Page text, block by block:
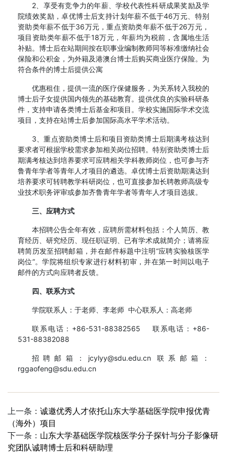
2、享受有竞争力的年薪、学校代表性科研成果奖励及学
院绩效奖励，卓优博士后支持计划年薪不低于46万元、特别
资助类年薪不低于36万元，重点资助类年薪不低于26万元，
项目资助类年薪不低于18万元，年薪均为税前，含属地生活
补贴。博士后在站期间按在职事业编制教师同等标准缴纳社会
保险和公积金，为外籍及港澳台博士后购买商业医疗保险。为
符合条件的博士后提供公寓
优惠租住，提供一流的医疗保健服务，为关系转入我校的
博士后子女提供国内领先的基础教育。提供优良的实验科研条
件，支持申请各类博士后基金和项目。学校实施国际学术交流
项目，支持在站博士后参加国际高水平学术活动。
3、重点资助类博士后和项目资助类博士后期满考核达到
要求者可根据学校需求参加相关岗位招聘。特别资助类博士后
期满考核达到培养要求可应聘相关学科教师岗位，也可参与齐
鲁青年学者等青年人才项目的遴选。卓优博士后资助期满达到
培养要求可转聘教学科研岗位，也可直接参加长聘教师高级专
业技术职务评审或参加齐鲁青年学者等青年人才项目选拔。
三、应聘方式
本招聘公告全年有效，应聘所需材料包括：个人简历、教
育经历、研究经历、现任职证明、已有学术成就简介；请将应
聘简历发至招聘邮箱，并在邮件标题中注明“应聘实验核医学
岗位”。学院将组织专家进行材料初审，并在第一时间以电子
邮件的方式向应聘者反馈。
四、联系方式
学院联系人：于老师、李老师 中心联系人：高老师
联系电话：+86-531-88382565 联系电话：+86-
531-88382088
招聘邮箱：jcylyy@sdu.edu.cn 联系邮箱：
rggaofeng@sdu.edu.cn
上一条： 诚邀优秀人才依托山东大学基础医学院申报优青
（海外）项目
下一条： 山东大学基础医学院核医学分子探针与分子影像研
究团队诚聘博士后和科研助理